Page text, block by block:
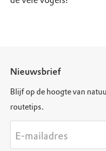
Nieuwsbrief
Blijf op de hoogte van
routetips.
E-mailadres